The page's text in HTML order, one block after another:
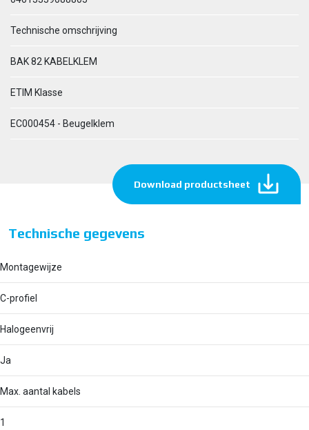
Technische omschrijving
BAK 82 KABELKLEM
ETIM Klasse
EC000454 - Beugelklem
Download productsheet
Technische gegevens
Montagewijze
C-profiel
Halogeenvrij
Ja
Max. aantal kabels
1